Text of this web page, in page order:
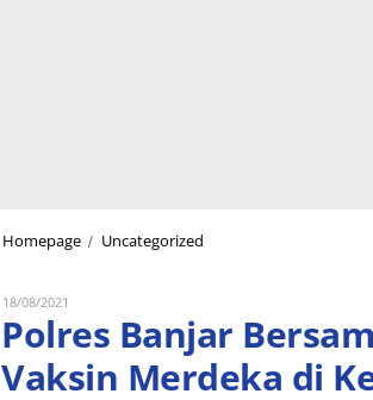
Homepage / Uncategorized
Kota
Banjar
Gelar
Gerai
18/08/2021
Nugraha
Polres Banjar
Vaksin Merdeka di